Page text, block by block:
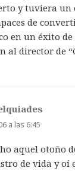
y tuviera
de
en un éxito
al director de
a las 6:45
aquel otoño
de vida y oí